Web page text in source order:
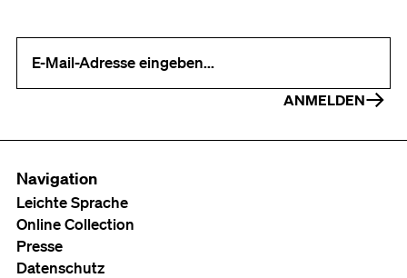
ANMELDEN
Navigation
Leichte Sprache
Online Collection
Presse
Datenschutz